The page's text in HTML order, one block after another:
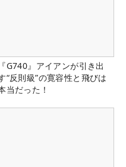
『G740』アイアンが引き出
“反則級”の寛容性と飛びは
当だった！